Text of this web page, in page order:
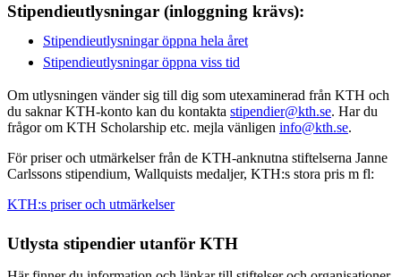
Stipendieutlysningar (inloggning krävs):
Stipendieutlysningar öppna hela året
Stipendieutlysningar öppna viss tid
Om utlysningen vänder sig till dig som utexaminerad från KTH och
du saknar KTH-konto kan du kontakta stipendier@kth.se. Har du
frågor om KTH Scholarship etc. mejla vänligen info@kth.se.
För priser och utmärkelser från de KTH-anknutna stiftelserna Janne
Carlssons stipendium, Wallquists medaljer, KTH:s stora pris m fl:
KTH:s priser och utmärkelser
Utlysta stipendier utanför KTH